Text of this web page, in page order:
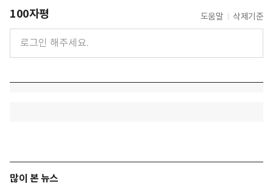
100자평 도움말 삭제기준
많이 본 뉴스